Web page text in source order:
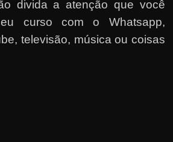
divida a atenção que você
curso com o Whatsapp,
televisão, música ou coisas